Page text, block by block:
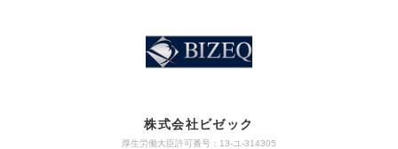
株式会社ビゼック
厚生労働大臣許可番号：13-ユ-314305